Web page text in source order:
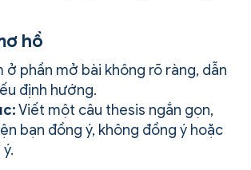
hồ
ở phần mở bài không rõ ràng, dẫn
định hướng.
Viết một câu thesis ngắn gọn,
bạn đồng ý, không đồng ý hoặc